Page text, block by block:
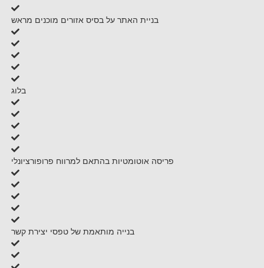
בניית האתר על בסיס אזורים מוכנים מראש
בלוג
פריסה אוטומטיות בהתאם למרווח פרופורציונלי
בנייה מותאמת של טפסי יצירת קשר